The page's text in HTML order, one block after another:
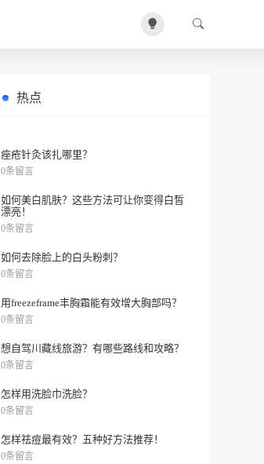
热点
痤疮针灸该扎哪里？
0条留言
如何美白肌肤？这些方法可让你变得白皙
漂亮！
0条留言
如何去除脸上的白头粉刺？
0条留言
用freezeframe丰胸霜能有效增大胸部吗？
0条留言
想自驾川藏线旅游？有哪些路线和攻略？
0条留言
怎样用洗脸巾洗脸？
0条留言
怎样祛痘最有效？五种好方法推荐！
0条留言